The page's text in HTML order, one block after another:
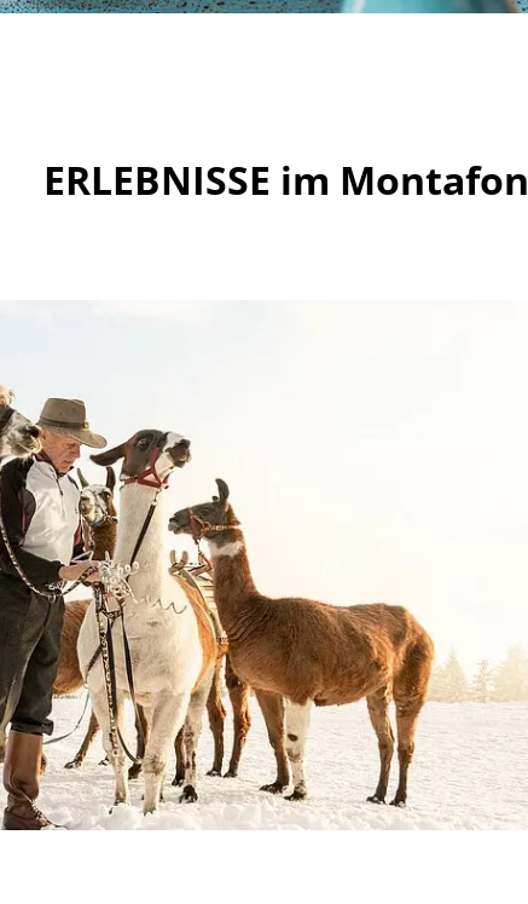
ERLEBNISSE im Montafon